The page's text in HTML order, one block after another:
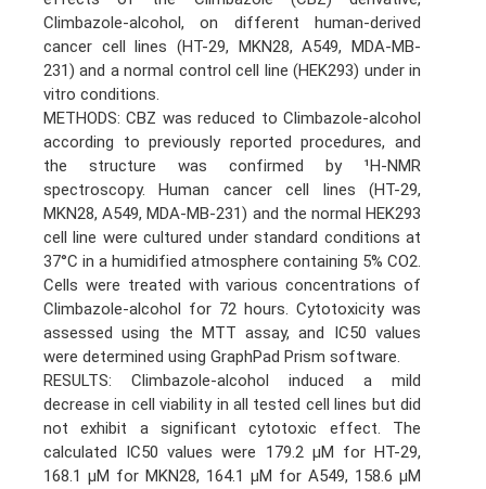
Climbazole-alcohol, on different human-derived
cancer cell lines (HT-29, MKN28, A549, MDA-MB-
231) and a normal control cell line (HEK293) under in
vitro conditions.
METHODS: CBZ was reduced to Climbazole-alcohol
according to previously reported procedures, and
the structure was confirmed by ¹H-NMR
spectroscopy. Human cancer cell lines (HT-29,
MKN28, A549, MDA-MB-231) and the normal HEK293
cell line were cultured under standard conditions at
37°C in a humidified atmosphere containing 5% CO2.
Cells were treated with various concentrations of
Climbazole-alcohol for 72 hours. Cytotoxicity was
assessed using the MTT assay, and IC50 values
were determined using GraphPad Prism software.
RESULTS: Climbazole-alcohol induced a mild
decrease in cell viability in all tested cell lines but did
not exhibit a significant cytotoxic effect. The
calculated IC50 values were 179.2 µM for HT-29,
168.1 µM for MKN28, 164.1 µM for A549, 158.6 µM